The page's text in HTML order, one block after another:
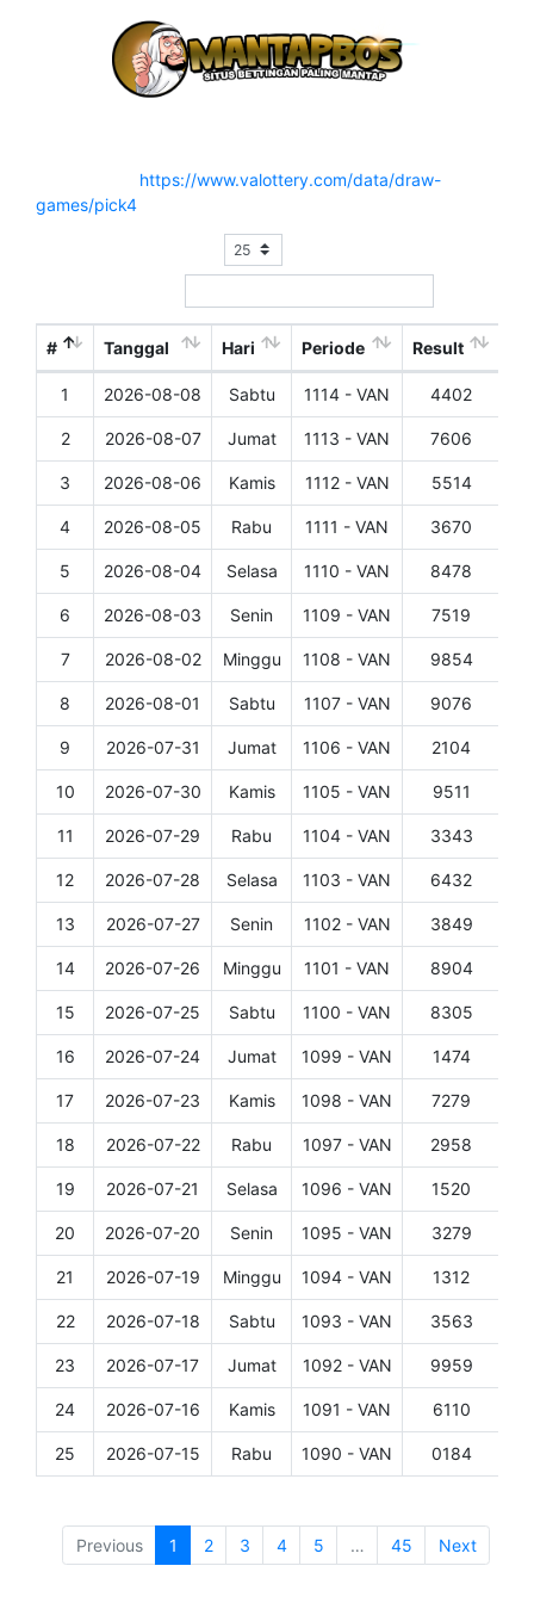
https://www.valottery.com/data/draw-
games/pick4
# Tanggal Hari Periode Result
1 2026-08-08 Sabtu 1114 - VAN 4402
2 2026-08-07 Jumat 1113 - VAN 7606
3 2026-08-06 Kamis 1112 - VAN 5514
4 2026-08-05 Rabu 1111 - VAN 3670
5 2026-08-04 Selasa 1110 - VAN 8478
6 2026-08-03 Senin 1109 - VAN 7519
7 2026-08-02 Minggu 1108 - VAN 9854
8 2026-08-01 Sabtu 1107 - VAN 9076
9 2026-07-31 Jumat 1106 - VAN 2104
10 2026-07-30 Kamis 1105 - VAN 9511
11 2026-07-29 Rabu 1104 - VAN 3343
12 2026-07-28 Selasa 1103 - VAN 6432
13 2026-07-27 Senin 1102 - VAN 3849
14 2026-07-26 Minggu 1101 - VAN 8904
15 2026-07-25 Sabtu 1100 - VAN 8305
16 2026-07-24 Jumat 1099 - VAN 1474
17 2026-07-23 Kamis 1098 - VAN 7279
18 2026-07-22 Rabu 1097 - VAN 2958
19 2026-07-21 Selasa 1096 - VAN 1520
20 2026-07-20 Senin 1095 - VAN 3279
21 2026-07-19 Minggu 1094 - VAN 1312
22 2026-07-18 Sabtu 1093 - VAN 3563
23 2026-07-17 Jumat 1092 - VAN 9959
24 2026-07-16 Kamis 1091 - VAN 6110
25 2026-07-15 Rabu 1090 - VAN 0184
Previous
1 2 3 4 5 … 45 Next